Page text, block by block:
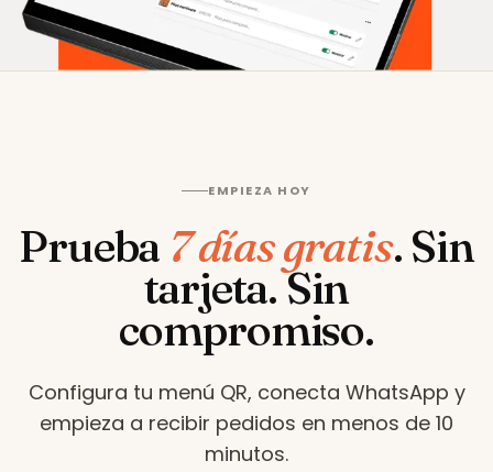
EMPIEZA HOY
Prueba 7 días gratis. Sin
tarjeta. Sin
compromiso.
Configura tu menú QR, conecta WhatsApp y
empieza a recibir pedidos en menos de 10
minutos.